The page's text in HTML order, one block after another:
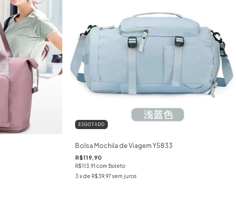
ESGOTADO
Bolsa Mochila de Viagem Y5833
R$119,90
R$113,91com Boleto
3 x de R$39,97 sem juros